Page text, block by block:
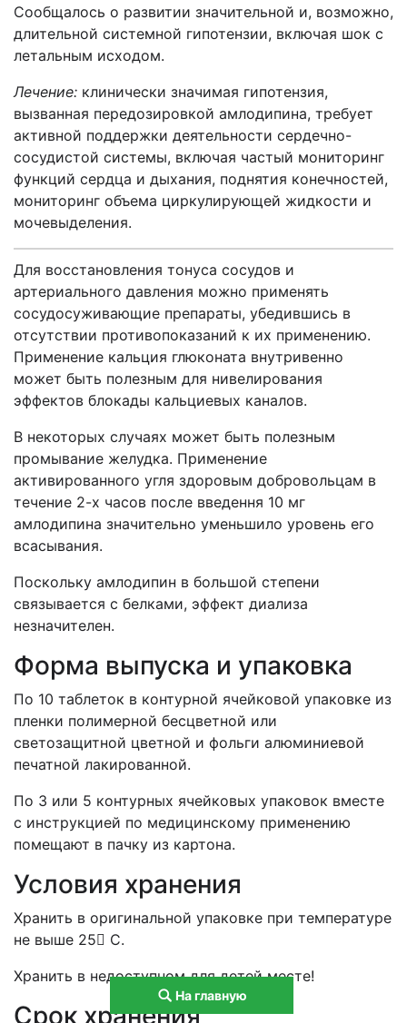
Сообщалось о развитии значительной и, возможно,
длительной системной гипотензии, включая шок с
летальным исходом.
Лечение: клинически значимая гипотензия,
вызванная передозировкой амлодипина, требует
активной поддержки деятельности сердечно-
сосудистой системы, включая частый мониторинг
функций сердца и дыхания, поднятия конечностей,
мониторинг объема циркулирующей жидкости и
мочевыделения.
Для восстановления тонуса сосудов и
артериального давления можно применять
сосудосуживающие препараты, убедившись в
отсутствии противопоказаний к их применению.
Применение кальция глюконата внутривенно
может быть полезным для нивелирования
эффектов блокады кальциевых каналов.
В некоторых случаях может быть полезным
промывание желудка. Применение
активированного угля здоровым добровольцам в
течение 2-х часов после введення 10 мг
амлодипина значительно уменьшило уровень его
всасывания.
Поскольку амлодипин в большой степени
связывается с белками, эффект диализа
незначителен.
Форма выпуска и упаковка
По 10 таблеток в контурной ячейковой упаковке из
пленки полимерной бесцветной или
светозащитной цветной и фольги алюминиевой
печатной лакированной.
По 3 или 5 контурных ячейковых упаковок вместе
с инструкцией по медицинскому применению
помещают в пачку из картона.
Условия хранения
Хранить в оригинальной упаковке при температуре
не выше 25 С.
Хранить в недоступном для детей месте!
Срок хранения
На главную